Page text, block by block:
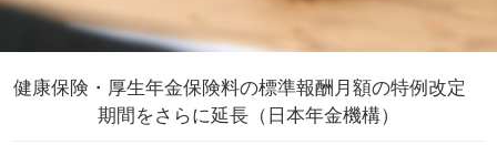
健康保険・厚生年金保険料の標準報酬月額の特例改定
期間をさらに延長（日本年金機構）